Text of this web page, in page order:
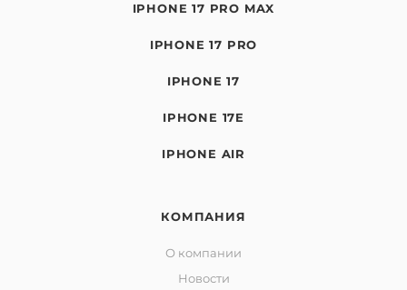
IPHONE 17 PRO MAX
IPHONE 17 PRO
IPHONE 17
IPHONE 17E
IPHONE AIR
КОМПАНИЯ
О компании
Новости